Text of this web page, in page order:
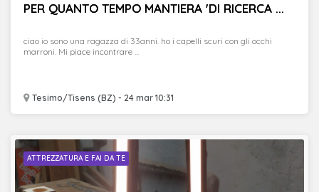
PER QUANTO TEMPO MANTIERA 'DI RICERCA ...
Tesimo/Tisens (BZ) - 24 mar 10:31
ciao io sono una ragazza di 33anni. ho i capelli scuri con gli occhi
marroni. Mi piace incontrare ...
ATTREZZATURA E FAI DA TE